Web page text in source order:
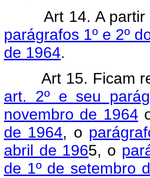
Art 14. A
parágrafos 1º e 2º
de 1964.
Art 15. Ficam
art. 2º e seu
novembro de 1964
de 1964, o
abril de 1965, o
de 1º de setembro